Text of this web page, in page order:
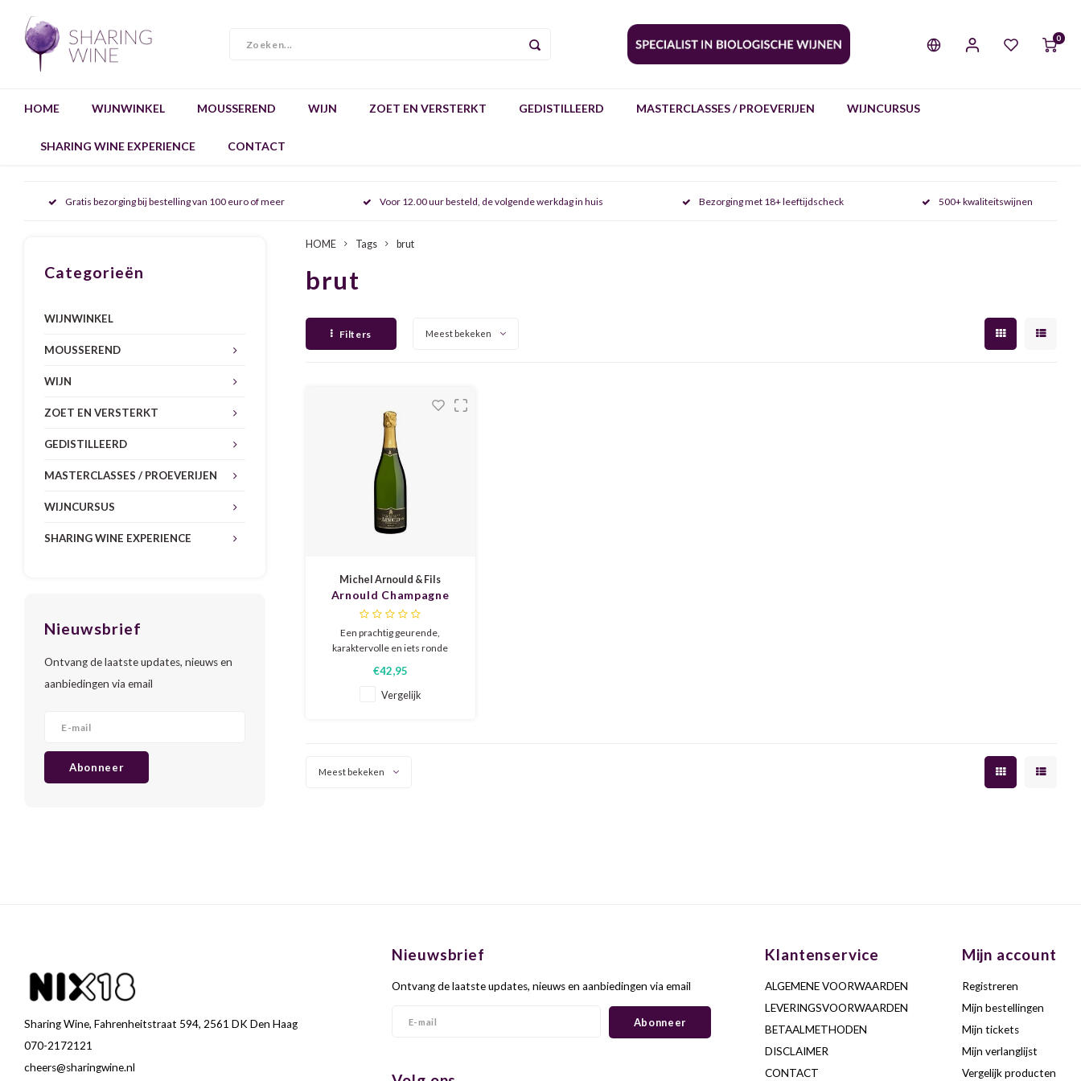
0
HOME WIJNWINKEL MOUSSEREND WIJN ZOET EN VERSTERKT GEDISTILLEERD MASTERCLASSES / PROEVERIJEN WIJNCURSUS
SHARING WINE EXPERIENCE CONTACT
Gratis bezorging bij bestelling van 100 euro of meer Voor 12.00 uur besteld, de volgende werkdag in huis Bezorging met 18+ leeftijdscheck 500+ kwaliteitswijnen
Categorieën
WIJNWINKEL
MOUSSEREND
WIJN
ZOET EN VERSTERKT
GEDISTILLEERD
MASTERCLASSES / PROEVERIJEN
WIJNCURSUS
SHARING WINE EXPERIENCE
Nieuwsbrief
Ontvang de laatste updates, nieuws en
aanbiedingen via email
Abonneer
HOME Tags brut
brut
Filters Meest bekeken
Michel Arnould & Fils
Arnould Champagne
Brut Tradition 'Blanc
de Noir'
Een prachtig geurende,
karaktervolle en iets ronde
eigen wijngaarden in de grand
cru gemeente Verzenay.
€42,95
Vergelijk
Meest bekeken
Sharing Wine, Fahrenheitstraat 594, 2561 DK Den Haag
070-2172121
cheers@sharingwine.nl
Nieuwsbrief
Ontvang de laatste updates, nieuws en aanbiedingen via email
Abonneer
Klantenservice
ALGEMENE VOORWAARDEN
LEVERINGSVOORWAARDEN
BETAALMETHODEN
DISCLAIMER
CONTACT
Mijn account
Registreren
Mijn bestellingen
Mijn tickets
Mijn verlanglijst
Vergelijk producten